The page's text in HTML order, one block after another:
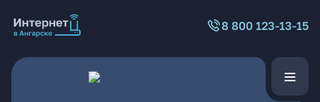
8 800 123-13-15